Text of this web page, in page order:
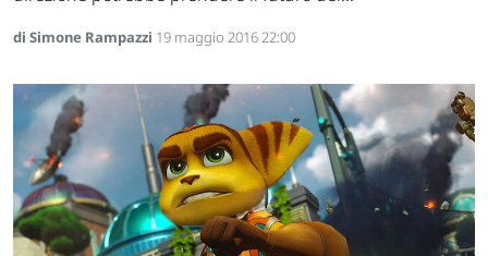
di Simone Rampazzi 19 maggio 2016 22:00